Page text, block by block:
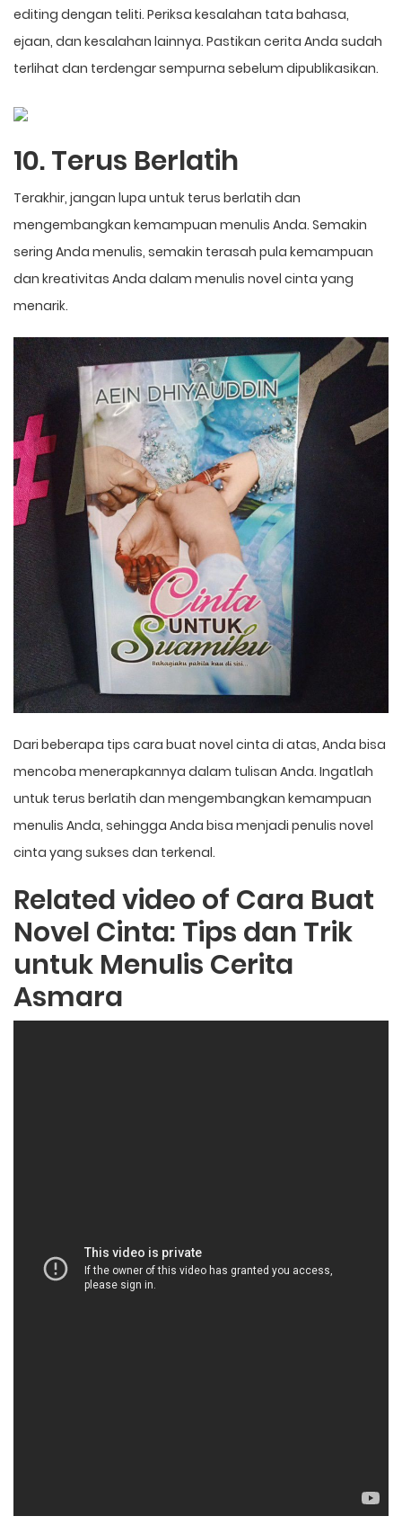
editing dengan teliti. Periksa kesalahan tata bahasa,
ejaan, dan kesalahan lainnya. Pastikan cerita Anda sudah
terlihat dan terdengar sempurna sebelum dipublikasikan.
10. Terus Berlatih
Terakhir, jangan lupa untuk terus berlatih dan
mengembangkan kemampuan menulis Anda. Semakin
sering Anda menulis, semakin terasah pula kemampuan
dan kreativitas Anda dalam menulis novel cinta yang
menarik.
Dari beberapa tips cara buat novel cinta di atas, Anda bisa
mencoba menerapkannya dalam tulisan Anda. Ingatlah
untuk terus berlatih dan mengembangkan kemampuan
menulis Anda, sehingga Anda bisa menjadi penulis novel
cinta yang sukses dan terkenal.
Related video of Cara Buat
Novel Cinta: Tips dan Trik
untuk Menulis Cerita
Asmara